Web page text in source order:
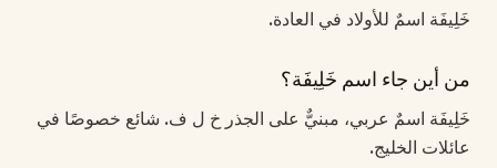
خَلِيفَة اسمٌ للأولاد في العادة.
من أين جاء اسم خَلِيفَة؟
خَلِيفَة اسمٌ عربي، مبنيٌّ على الجذر خ ل ف. شائع خصوصًا في
عائلات الخليج.